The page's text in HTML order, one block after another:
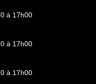
à 17h00
à 17h00
à 17h00